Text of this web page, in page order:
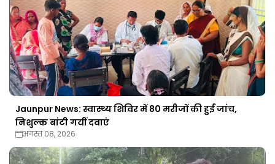
Jaunpur News: स्वास्थ्य शिविर में 80 मरीजों की हुई जांच,
निशुल्क बांटी गयीं दवाएं
अगस्त 08, 2026